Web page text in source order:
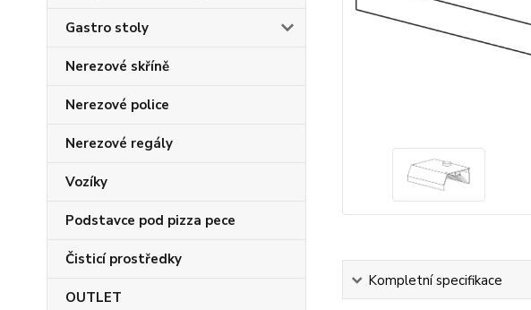
Gastro stoly
Nerezové skříně
Nerezové police
Nerezové regály
Vozíky
Podstavce pod pizza pece
Čisticí prostředky
OUTLET
Kompletní specifikace